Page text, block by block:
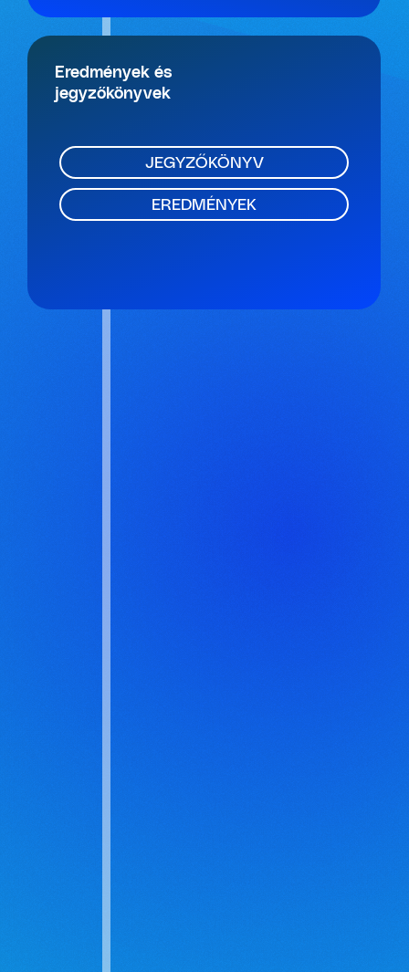
Eredmények és
jegyzőkönyvek
JEGYZŐKÖNYV
EREDMÉNYEK